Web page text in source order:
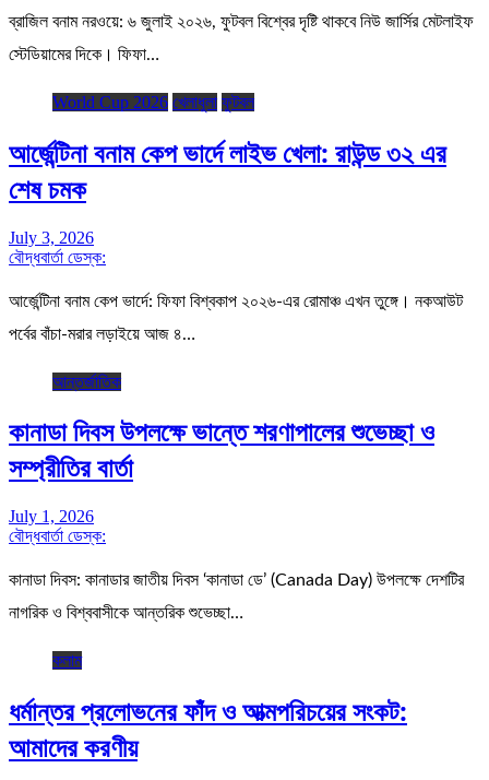
ব্রাজিল বনাম নরওয়ে: ৬ জুলাই ২০২৬, ফুটবল বিশ্বের দৃষ্টি থাকবে নিউ জার্সির মেটলাইফ
স্টেডিয়ামের দিকে। ফিফা…
World Cup 2026 খেলাধুলা ফুটবল
আর্জেন্টিনা বনাম কেপ ভার্দে লাইভ খেলা: রাউন্ড ৩২ এর
শেষ চমক
July 3, 2026
বৌদ্ধবার্তা ডেস্ক:
আর্জেন্টিনা বনাম কেপ ভার্দে: ফিফা বিশ্বকাপ ২০২৬-এর রোমাঞ্চ এখন তুঙ্গে। নকআউট
পর্বের বাঁচা-মরার লড়াইয়ে আজ ৪…
আন্তর্জাতিক
কানাডা দিবস উপলক্ষে ভান্তে শরণাপালের শুভেচ্ছা ও
সম্প্রীতির বার্তা
July 1, 2026
বৌদ্ধবার্তা ডেস্ক:
কানাডা দিবস: কানাডার জাতীয় দিবস ‘কানাডা ডে’ (Canada Day) উপলক্ষে দেশটির
নাগরিক ও বিশ্ববাসীকে আন্তরিক শুভেচ্ছা…
কলাম
ধর্মান্তর প্রলোভনের ফাঁদ ও আত্মপরিচয়ের সংকট:
আমাদের করণীয়